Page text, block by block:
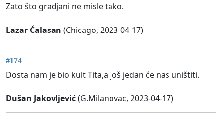
Zato što gradjani ne misle tako.
Lazar Ćalasan (Chicago, 2023-04-17)
#174
Dosta nam je bio kult Tita,a još jedan će nas uništiti.
Dušan Jakovljević(G.Milanovac, 2023-04-17)